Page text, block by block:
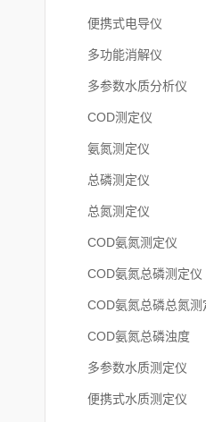
便携式电导仪
多功能消解仪
多参数水质分析仪
COD测定仪
氨氮测定仪
总磷测定仪
总氮测定仪
COD氨氮测定仪
COD氨氮总磷测定仪
COD氨氮总磷总氮测
COD氨氮总磷浊度
多参数水质测定仪
便携式水质测定仪